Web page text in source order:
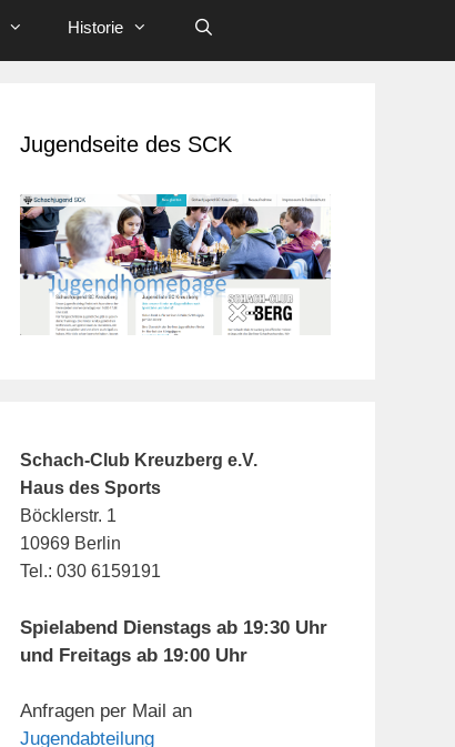
Historie
Jugendseite des SCK
Schach-Club Kreuzberg e.V.
Haus des Sports
Böcklerstr. 1
10969 Berlin
Tel.: 030 6159191
Spielabend Dienstags ab 19:30 Uhr
und Freitags ab 19:00 Uhr
Anfragen per Mail an
Jugendabteilung